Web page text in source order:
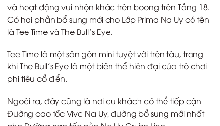
và hoạt động vui nhộn khác trên boong trên Tầng 18.
Có hai phần bổ sung mới cho Lớp Prima Na Uy có tên
là Tee Time và The Bull’s Eye.
Tee Time là một sân gôn mini tuyệt vời trên tàu, trong
khi The Bull’s Eye là một biến thể hiện đại của trò chơi
phi tiêu cổ điển.
Ngoài ra, đây cũng là nơi du khách có thể tiếp cận
Đường cao tốc Viva Na Uy, đường bổ sung mới nhất